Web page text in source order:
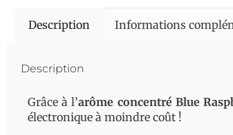
Description Informations
Description
Grâce à l’arôme concentré Blue
électronique à moindre coût !